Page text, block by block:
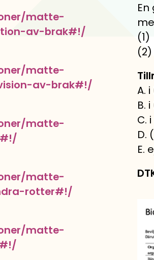
matte-
av-brak#!/
matte-
av-brak#!/
matte-
matte-
rotter#!/
matte-
A.
B.
C.
D.
E.